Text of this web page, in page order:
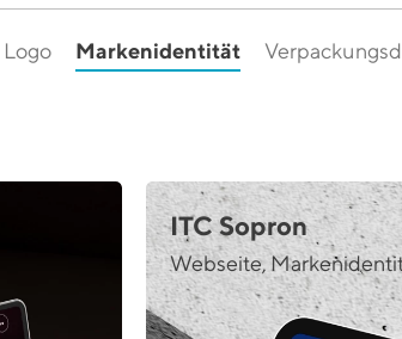
Logo Markenidentität
ITC Sopron
Webseite,